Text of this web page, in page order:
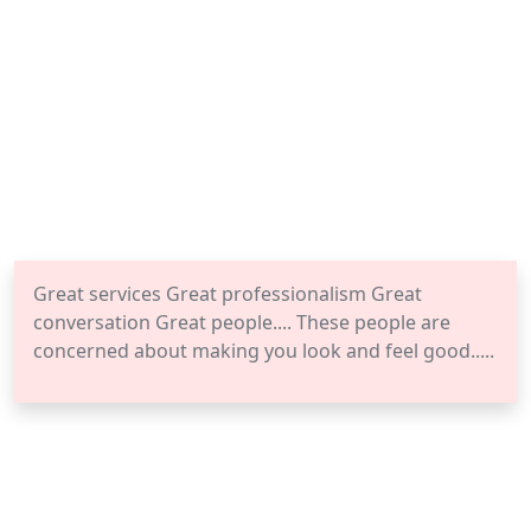
Great services Great professionalism Great
conversation Great people.... These people are
concerned about making you look and feel good.....